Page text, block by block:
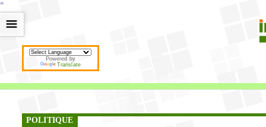
*
*
*
*
*
*
*
*
*
*
*
*
*
*
*
*
*
*
*
*
*
*
*
*
*
*
*
*
*
*
*
*
*
*
*
*
Powered by
Translate
☰
POLITIQUE